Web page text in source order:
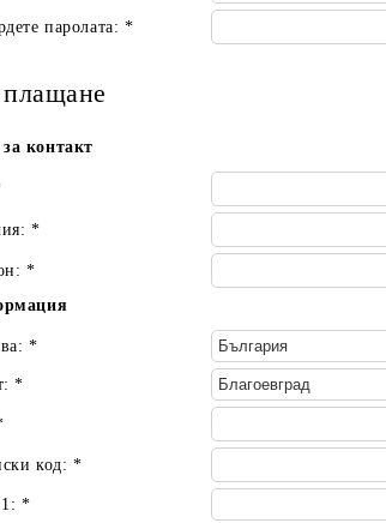
паролата: *
контакт
*
*
*
*
код: *
1:*